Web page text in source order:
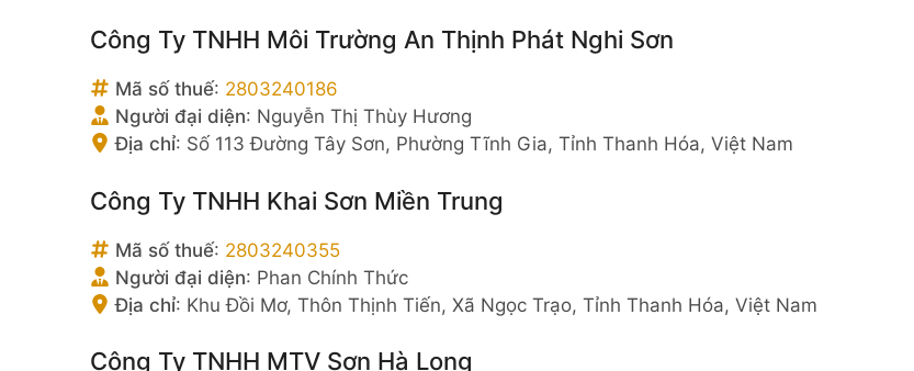
Công Ty TNHH Môi Trường An Thịnh Phát Nghi Sơn
Mã số thuế: 2803240186
Người đại diện: Nguyễn Thị Thùy Hương
Địa chỉ: Số 113 Đường Tây Sơn, Phường Tĩnh Gia, Tỉnh Thanh Hóa, Việt Nam
Công Ty TNHH Khai Sơn Miền Trung
Mã số thuế: 2803240355
Người đại diện: Phan Chính Thức
Địa chỉ: Khu Đồi Mơ, Thôn Thịnh Tiến, Xã Ngọc Trạo, Tỉnh Thanh Hóa, Việt Nam
Công Ty TNHH MTV Sơn Hà Long